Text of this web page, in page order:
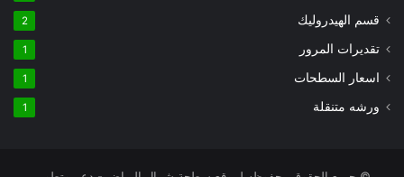
قسم الهيدروليك 2
تقديرات المرور 1
اسعار السطحات 1
ورشه متنقلة 1